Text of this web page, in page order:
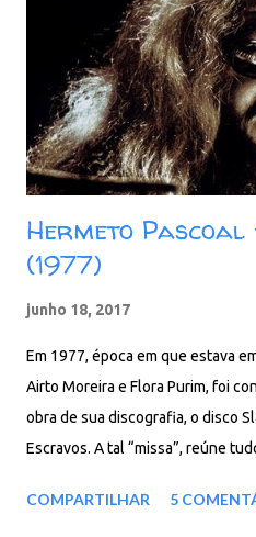
Cuíca” e “Na Parada de
Morena 03. Correio Da Estação
Original 06. Lavagem Da Igreja
08. A Volta Da Xan...
Hermeto
(1977)
junho 18, 2017
Em 1977, época em que estava
Airto Moreira e Flora Purim, foi
obra de sua discografia, o disco
Escravos. A tal “missa”, reúne
jazz, misturados à vários
COMPARTILHAR 5